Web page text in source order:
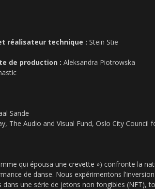
réalisateur technique : Stein Stie
de production : Aleksandra Piotrowska
Sande
The Audio and Visual Fund, Oslo City
qui épousa une crevette ») confronte la
de danse. Nous expérimentons
une série de jetons non fongibles (NFT),